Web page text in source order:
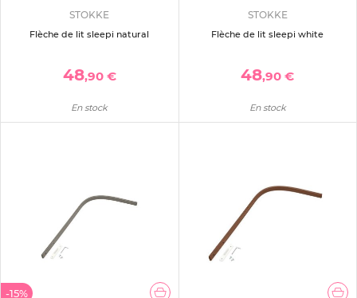
STOKKE
Flèche de lit sleepi natural
48,90 €
En stock
STOKKE
Flèche de lit sleepi white
48,90 €
En stock
-15%